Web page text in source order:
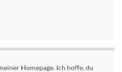
Homepage. Ich hoffe, du